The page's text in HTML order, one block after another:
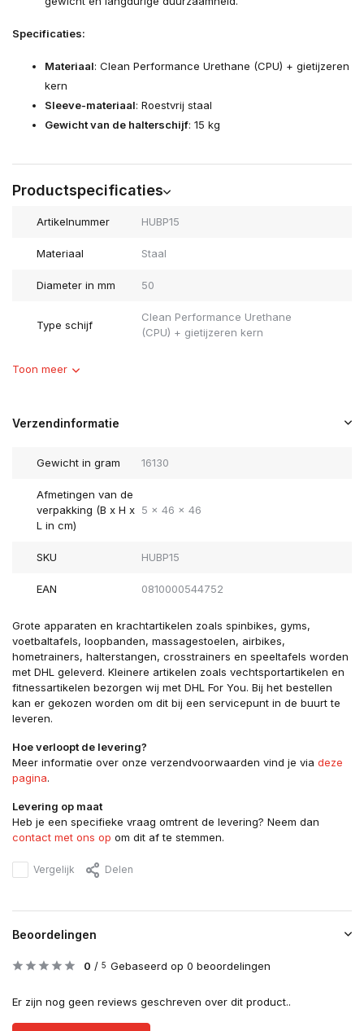
Specificaties:
Materiaal: Clean Performance Urethane (CPU) + gietijzeren
kern
Sleeve-materiaal: Roestvrij staal
Gewicht van de halterschijf: 15 kg
Productspecificaties
Artikelnummer HUBP15
Materiaal Staal
Diameter in mm 50
Type schijf
Clean Performance Urethane
(CPU) + gietijzeren kern
Toon meer
Verzendinformatie
Gewicht in gram 16130
Afmetingen van de
verpakking (B x H x
L in cm)
5 x 46 x 46
SKU HUBP15
EAN 0810000544752
Grote apparaten en krachtartikelen zoals spinbikes, gyms,
voetbaltafels, loopbanden, massagestoelen, airbikes,
hometrainers, halterstangen, crosstrainers en speeltafels worden
met DHL geleverd. Kleinere artikelen zoals vechtsportartikelen en
fitnessartikelen bezorgen wij met DHL For You. Bij het bestellen
kan er gekozen worden om dit bij een servicepunt in de buurt te
leveren.
Hoe verloopt de levering?
Meer informatie over onze verzendvoorwaarden vind je via deze
pagina.
Levering op maat
Heb je een specifieke vraag omtrent de levering? Neem dan
contact met ons op om dit af te stemmen.
Vergelijk Delen
Beoordelingen
0 / 5 Gebaseerd op 0 beoordelingen
Er zijn nog geen reviews geschreven over dit product..